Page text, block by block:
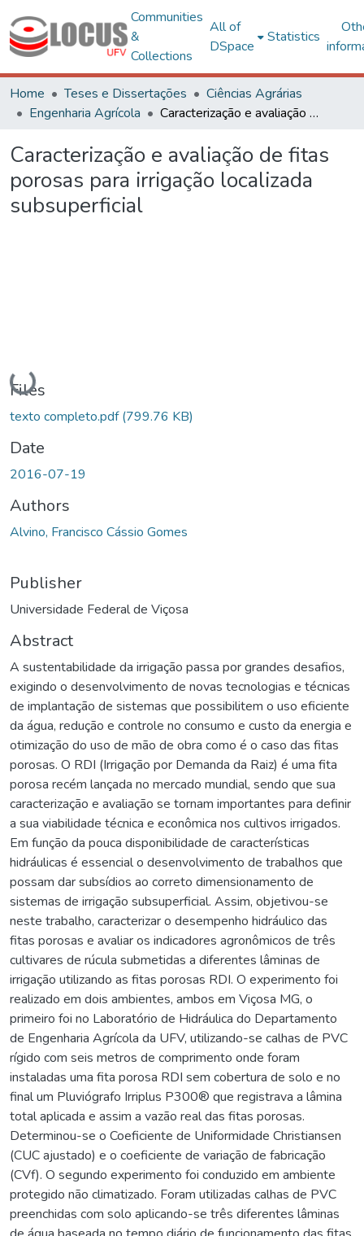
Communities
&
Collections
All of
DSpace
Statistics
Home Teses e Dissertações
Ciências Agrárias
Engenharia Agrícola
Caracterização e avaliação de fitas porosas para irrigação localizada subsuperficial
Caracterização e avaliação de fitas
porosas para irrigação localizada
subsuperficial
Loading...
Files
texto completo.pdf(799.76 KB)
Date
2016-07-19
Authors
Alvino, Francisco Cássio Gomes
Publisher
Universidade Federal de Viçosa
Abstract
A sustentabilidade da irrigação passa por grandes desafios,
exigindo o desenvolvimento de novas tecnologias e técnicas
de implantação de sistemas que possibilitem o uso eficiente
da água, redução e controle no consumo e custo da energia e
otimização do uso de mão de obra como é o caso das fitas
porosas. O RDI (Irrigação por Demanda da Raiz) é uma fita
porosa recém lançada no mercado mundial, sendo que sua
caracterização e avaliação se tornam importantes para definir
a sua viabilidade técnica e econômica nos cultivos irrigados.
Em função da pouca disponibilidade de características
hidráulicas é essencial o desenvolvimento de trabalhos que
possam dar subsídios ao correto dimensionamento de
sistemas de irrigação subsuperficial. Assim, objetivou-se
neste trabalho, caracterizar o desempenho hidráulico das
fitas porosas e avaliar os indicadores agronômicos de três
cultivares de rúcula submetidas a diferentes lâminas de
irrigação utilizando as fitas porosas RDI. O experimento foi
realizado em dois ambientes, ambos em Viçosa MG, o
primeiro foi no Laboratório de Hidráulica do Departamento
de Engenharia Agrícola da UFV, utilizando-se calhas de PVC
rígido com seis metros de comprimento onde foram
instaladas uma fita porosa RDI sem cobertura de solo e no
final um Pluviógrafo Irriplus P300® que registrava a lâmina
total aplicada e assim a vazão real das fitas porosas.
Determinou-se o Coeficiente de Uniformidade Christiansen
(CUC ajustado) e o coeficiente de variação de fabricação
(CVf). O segundo experimento foi conduzido em ambiente
protegido não climatizado. Foram utilizadas calhas de PVC
preenchidas com solo aplicando-se três diferentes lâminas